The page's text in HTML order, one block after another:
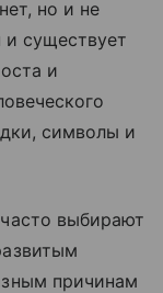
но и не
и существует
и
символы и
выбирают
причинам